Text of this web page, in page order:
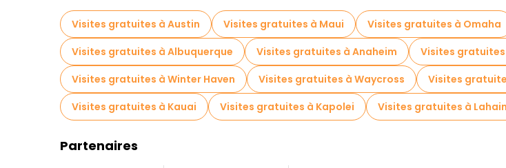
Visites gratuites à Austin Visites gratuites à Maui Visites gratuites à Omaha
Visites gratuites à Albuquerque
Visites gratuites à Anaheim Visites
Visites gratuites à Winter Haven
Visites gratuites à Waycross Visites
Visites gratuites à Kauai
Visites gratuites à Kapolei Visites gratuites à
Partenaires